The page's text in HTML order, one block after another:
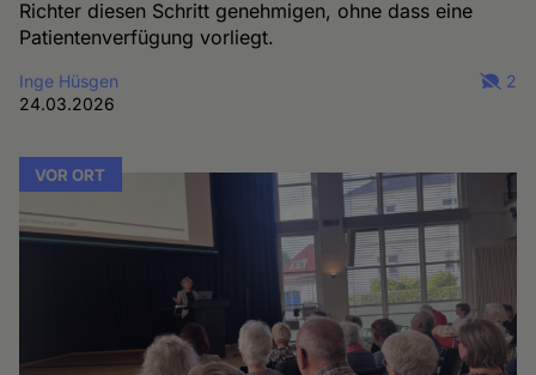
Richter diesen Schritt genehmigen, ohne dass eine
Patientenverfügung vorliegt.
Inge Hüsgen
24.03.2026
2
VOR ORT